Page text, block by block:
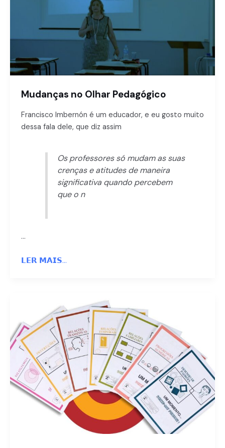
Mudanças no Olhar Pedagógico
Francisco Imbernón é um educador, e eu gosto muito
dessa fala dele, que diz assim
Os professores só mudam as suas
crenças e atitudes de maneira
significativa quando percebem
que o n
…
𝗟𝗘𝗥 𝗠𝗔𝗜𝗦...